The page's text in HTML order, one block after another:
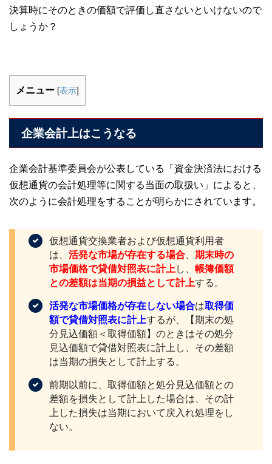
決算時にそのときの価額で評価し直さないといけないので
しょうか？
メニュー [表示]
企業会計上はこうなる
企業会計基準委員会が公表している「資金決済法における
仮想通貨の会計処理等に関する当面の取扱い」によると、
次のように会計処理をすることが明らかにされています。
仮想通貨交換業者および仮想通貨利用者
は、 活発な市場が存在する場合、 期末時の
市場価格で貸借対照表に計上し、 帳簿価額
との差額は当期の損益として計上する。
活発な市場価格が存在しない場合は取得価
額で貸借対照表に計上するが、【期末の処
分見込価額＜取得価額】のときはその処分
見込価額で貸借対照表に計上し、その差額
は当期の損失として計上する。
前期以前に、取得価額と処分見込価額との
差額を損失として計上した場合は、その計
上した損失は当期において戻入れ処理をし
ない。